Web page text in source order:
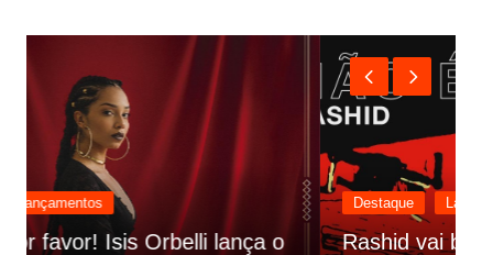
Destaque Lançamentos
Rashid vai buscar nos HQs as